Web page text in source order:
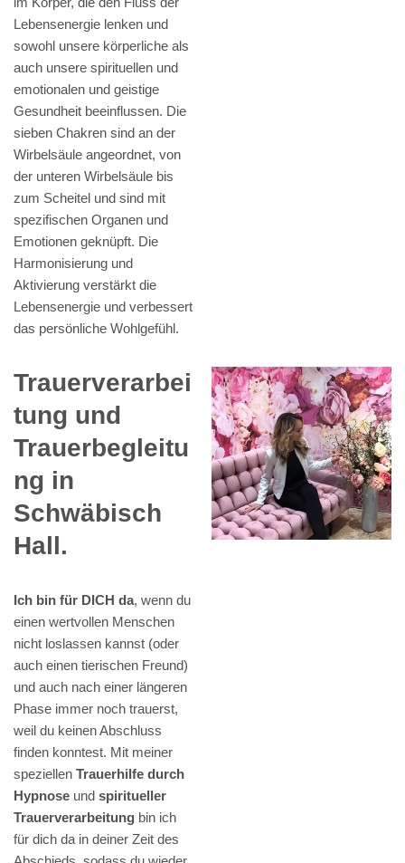
Lebensenergie lenken und
sowohl unsere körperliche als
auch unsere spirituellen und
emotionalen und geistige
Gesundheit beeinflussen. Die
sieben Chakren sind an der
Wirbelsäule angeordnet, von
der unteren Wirbelsäule bis
zum Scheitel und sind mit
spezifischen Organen und
Emotionen geknüpft. Die
Harmonisierung und
Aktivierung verstärkt die
Lebensenergie und verbessert
das persönliche Wohlgefühl.
Trauerverarbei
tung und
Trauerbegleitu
ng in
Schwäbisch
Hall.
Ich bin für DICH da, wenn du
einen wertvollen Menschen
nicht loslassen kannst (oder
auch einen tierischen Freund)
und auch nach einer längeren
Phase immer noch trauerst,
weil du keinen Abschluss
finden konntest. Mit meiner
speziellen Trauerhilfe durch
Hypnose und spiritueller
Trauerverarbeitung bin ich
für dich da in deiner Zeit des